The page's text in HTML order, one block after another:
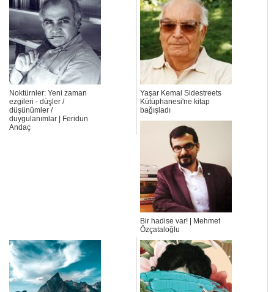
Noktürnler: Yeni zaman
ezgileri - düşler /
düşünümler /
duygulanımlar | Feridun
Andaç
Yaşar Kemal Sidestreets
Kütüphanesi'ne kitap
bağışladı
Bir hadise var! | Mehmet
Özçataloğlu